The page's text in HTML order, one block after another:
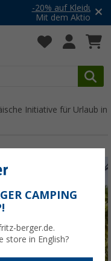
Schuhe
Initiative für Urlaub in
CAMPING
berger.de.
store in English?